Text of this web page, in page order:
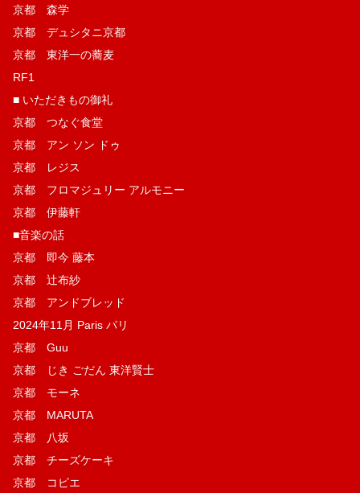
京都 森学
京都 デュシタニ京都
京都 東洋一の蕎麦
RF1
■ いただきもの御礼
京都 つなぐ食堂
京都 アン ソン ドゥ
京都 レジス
京都 フロマジュリー アルモニー
京都 伊藤軒
■音楽の話
京都 即今 藤本
京都 辻布紗
京都 アンドブレッド
2024年11月 Paris パリ
京都 Guu
京都 じき ごだん 東洋賢士
京都 モーネ
京都 MARUTA
京都 八坂
京都 チーズケーキ
京都 コピエ